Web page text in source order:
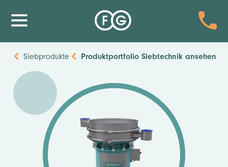
Siebprodukte Produktportfolio Siebtechnik ansehen